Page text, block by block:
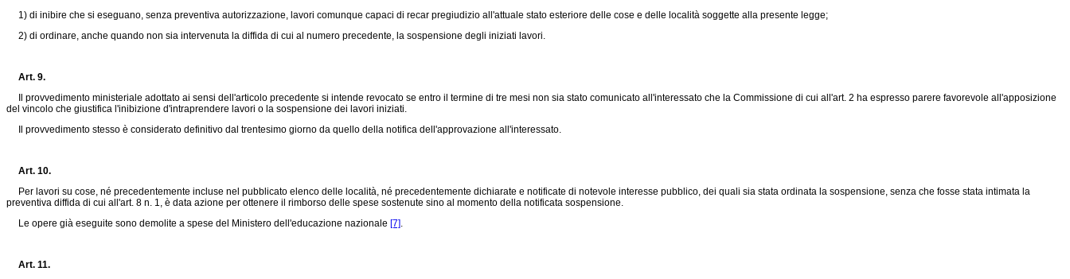
1) di inibire che si eseguano, senza preventiva autorizzazione, lavori comunque capaci di recar pregiudizio all'attuale stato esteriore delle cose e delle località soggette alla presente legge;
2) di ordinare, anche quando non sia intervenuta la diffida di cui al numero precedente, la sospensione degli iniziati lavori.
Art. 9.
Il provvedimento ministeriale adottato ai sensi dell'articolo precedente si intende revocato se entro il termine di tre mesi non sia stato comunicato all'interessato che la Commissione di cui all'art. 2 ha espresso parere favorevole all'apposizione
del vincolo che giustifica l'inibizione d'intraprendere lavori o la sospensione dei lavori iniziati.
Il provvedimento stesso è considerato definitivo dal trentesimo giorno da quello della notifica dell'approvazione all'interessato.
Art. 10.
Per lavori su cose, né precedentemente incluse nel pubblicato elenco delle località, né precedentemente dichiarate e notificate di notevole interesse pubblico, dei quali sia stata ordinata la sospensione, senza che fosse stata intimata la
preventiva diffida di cui all'art. 8 n. 1, è data azione per ottenere il rimborso delle spese sostenute sino al momento della notificata sospensione.
Le opere già eseguite sono demolite a spese del Ministero dell'educazione nazionale [7].
Art. 11.